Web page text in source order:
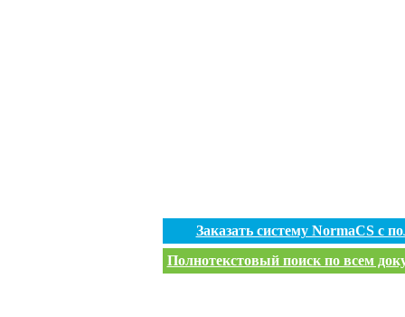
Заказать систему NormaCS с
Полнотекстовый поиск по всем